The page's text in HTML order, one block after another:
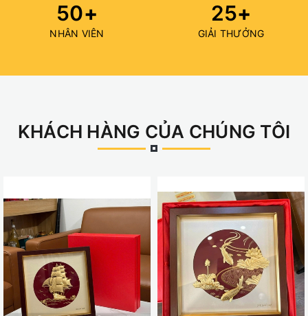
50+
NHÂN VIÊN
25+
GIẢI THƯỞNG
KHÁCH HÀNG CỦA CHÚNG TÔI